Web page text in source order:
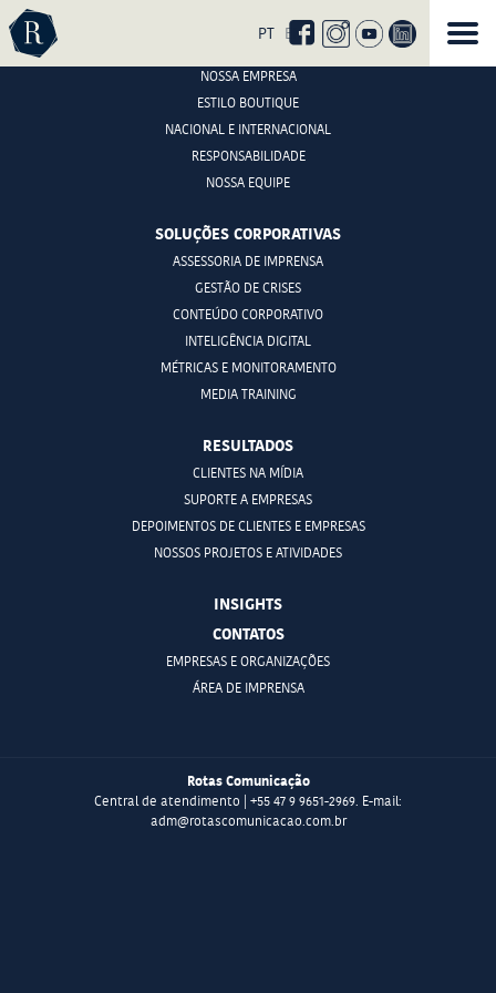
nossa
página
no
PT EN
ROTAS COMUNICAÇÃO
NOSSA EMPRESA
ESTILO BOUTIQUE
NACIONAL E INTERNACIONAL
RESPONSABILIDADE
NOSSA EQUIPE
SOLUÇÕES CORPORATIVAS
ASSESSORIA DE IMPRENSA
GESTÃO DE CRISES
CONTEÚDO CORPORATIVO
INTELIGÊNCIA DIGITAL
MÉTRICAS E MONITORAMENTO
MEDIA TRAINING
RESULTADOS
CLIENTES NA MÍDIA
SUPORTE A EMPRESAS
DEPOIMENTOS DE CLIENTES E EMPRESAS
NOSSOS PROJETOS E ATIVIDADES
INSIGHTS
CONTATOS
EMPRESAS E ORGANIZAÇÕES
ÁREA DE IMPRENSA
Rotas Comunicação
Central de atendimento | +55 47 9 9651-2969. E-mail:
adm@rotascomunicacao.com.br